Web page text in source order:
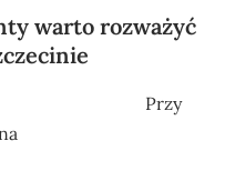
warto rozważyć
Przy